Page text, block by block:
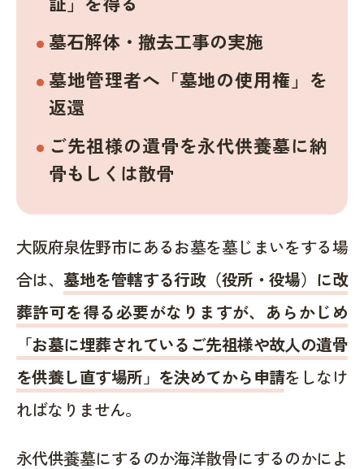
墓石解体・撤去工事の実施
墓地管理者へ「墓地の使用権」を
返還
ご先祖様の遺骨を永代供養墓に納
骨もしくは散骨
大阪府泉佐野市にあるお墓を墓じまいをする場
合は、墓地を管轄する行政（役所・役場）に改
葬許可を得る必要がなりますが、あらかじめ
「お墓に埋葬されているご先祖様や故人の遺骨
を供養し直す場所」を決めてから申請をしなけ
ればなりません。
永代供養墓にするのか海洋散骨にするのかによ